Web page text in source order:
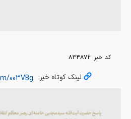
کد خبر: ۸۳۴۸۷۲
لینک کوتاه خبر: